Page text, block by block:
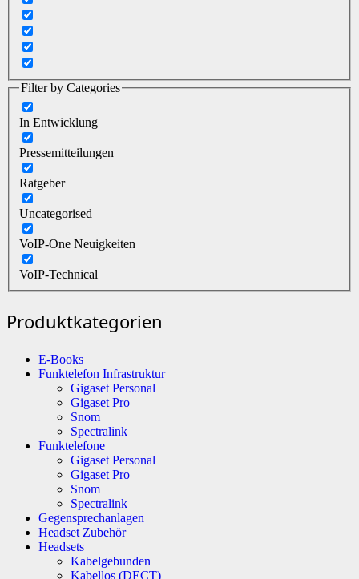
Filter by Categories
In Entwicklung
Pressemitteilungen
Ratgeber
Uncategorised
VoIP-One Neuigkeiten
VoIP-Technical
Produktkategorien
E-Books
Funktelefon Infrastruktur
Gigaset Personal
Gigaset Pro
Snom
Spectralink
Funktelefone
Gigaset Personal
Gigaset Pro
Snom
Spectralink
Gegensprechanlagen
Headset Zubehör
Headsets
Kabelgebunden
Kabellos (DECT)